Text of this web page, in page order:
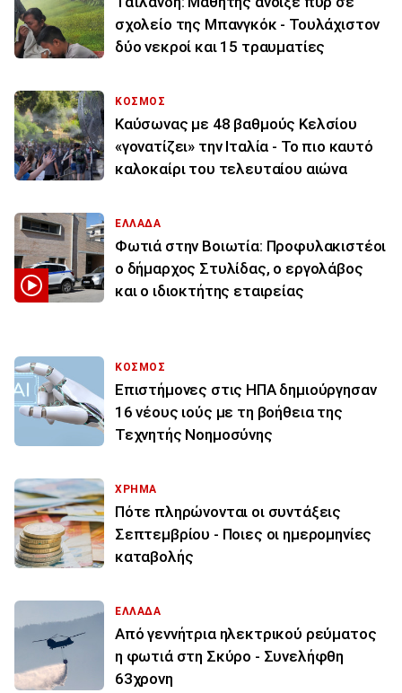
σχολείο της Μπανγκόκ - Τουλάχιστον
δύο νεκροί και 15 τραυματίες
ΚΟΣΜΟΣ
Καύσωνας με 48 βαθμούς Κελσίου
«γονατίζει» την Ιταλία - Το πιο καυτό
καλοκαίρι του τελευταίου αιώνα
ΕΛΛΑΔΑ
Φωτιά στην Βοιωτία: Προφυλακιστέοι
ο δήμαρχος Στυλίδας, ο εργολάβος
και ο ιδιοκτήτης εταιρείας
ΚΟΣΜΟΣ
Επιστήμονες στις ΗΠΑ δημιούργησαν
16 νέους ιούς με τη βοήθεια της
Τεχνητής Νοημοσύνης
ΧΡΗΜΑ
Πότε πληρώνονται οι συντάξεις
Σεπτεμβρίου - Ποιες οι ημερομηνίες
καταβολής
ΕΛΛΑΔΑ
Από γεννήτρια ηλεκτρικού ρεύματος
η φωτιά στη Σκύρο - Συνελήφθη
63χρονη